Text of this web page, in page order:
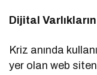
Dijital
Kriz anında
yer olan web